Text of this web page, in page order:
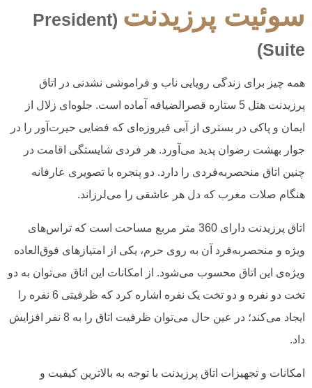
سوئيت پرزيدنت
(President
Suite)
همه چیز برای زندگی رویایی ناب و فراموشی نشدنی در اتاق
پرزیدنت هتل 5 ستاره قصرالضیافه آماده است. جلوه‌ای زلال از
ایمان و پاکی در بستری از آبی فیروزه‌ای که فضایی حیرت‌آور را در
جوار بهشت رضوان پدید می‌آورد. هر فردی شایستگی اقامت در
چنین اتاق منحصربه‌فردی را دارد. دو پنجره با تصویری عارفانه
هنگام صلات مغرب که دل هر عاشقی را می‌لرزاند.
اتاق پرزیدنت دارای 360 متر مربع مساحت است که تراس‌های
ویژه و منحصربه‌فرد آن به روی حرم، یکی از امتیازهای فوق‌العاده
ویژه‌ی این اتاق محسوب می‌شود. از امکانات این اتاق می‌توان به دو
تخت دو نفره‌ و دو تخت یک نفره اشاره کرد که ظرفیتی 6 نفره را
ایجاد می‌کند؛ در عین حال می‌توان ظرفیت اتاق را به 8 نفر افزایش
داد.
امکانات و تجهیزات اتاق پرزیدنت با توجه به بالاترین کیفیت و